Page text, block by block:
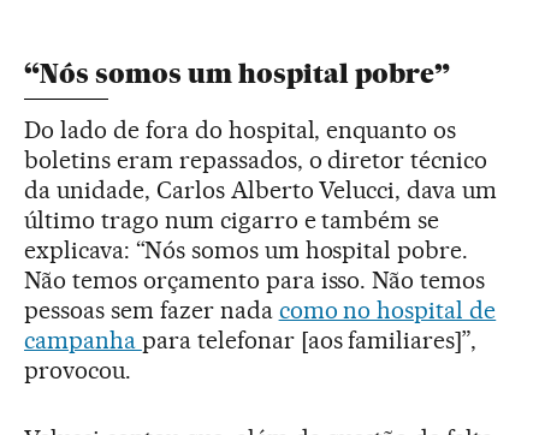
“Nós somos um hospital pobre”
Do lado de fora do hospital, enquanto os
boletins eram repassados, o diretor técnico
da unidade, Carlos Alberto Velucci, dava um
último trago num cigarro e também se
explicava: “Nós somos um hospital pobre.
Não temos orçamento para isso. Não temos
pessoas sem fazer nada como no hospital de
campanha para telefonar [aos familiares]”,
provocou.